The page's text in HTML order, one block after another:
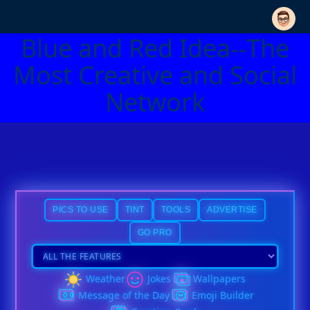
Blue and Red Idea--The
Most Creative and Social
Network
PICS TO USE TINT TOOLS ADVERTISE
GO PRO
Weather Jokes
Wallpapers
Message of the Day
Emoji Builder